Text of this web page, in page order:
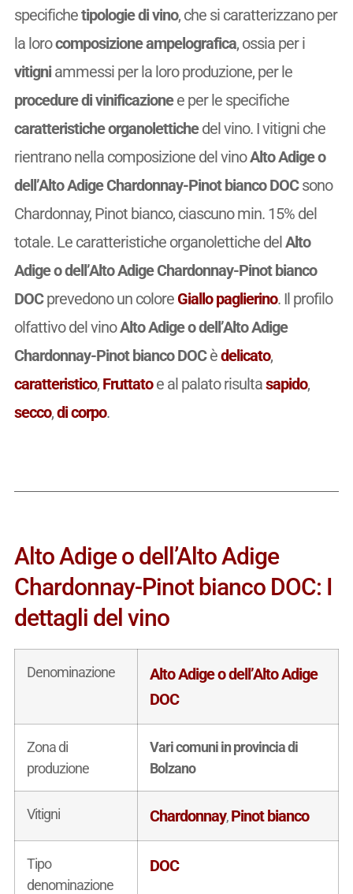
specifichetipologie di vino, che si caratterizzano per
la lorocomposizione ampelografica, ossia per i
vitigniammessi per la loro produzione, per le
procedure di vinificazionee per le specifiche
caratteristiche organolettichedel vino. I vitigni che
rientrano nella composizione del vinoAlto Adige o
dell’Alto Adige Chardonnay-Pinot bianco DOCsono
Chardonnay, Pinot bianco, ciascuno min. 15% del
totale. Le caratteristiche organolettiche delAlto
Adige o dell’Alto Adige Chardonnay-Pinot bianco
DOCprevedono un colore Giallo paglierino. Il profilo
olfattivo del vinoAlto Adige o dell’Alto Adige
Chardonnay-Pinot bianco DOCèdelicato,
caratteristico, Fruttatoe al palato risultasapido,
secco,di corpo.
Alto Adige o dell’Alto Adige
Chardonnay-Pinot bianco DOC: I
dettagli del vino
Denominazione
Alto Adige o dell’Alto Adige
DOC
Zona di
produzione
Vari comuni in provincia di
Bolzano
Vitigni Chardonnay,Pinot bianco
Tipo
denominazione
DOC